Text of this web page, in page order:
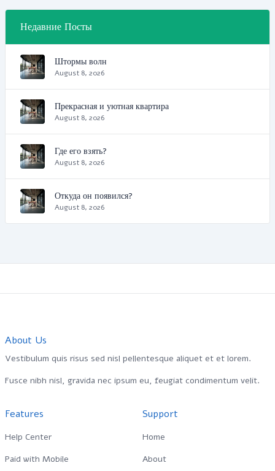
Недавние Посты
Штормы волн
August 8, 2026
Прекрасная и уютная квартира
August 8, 2026
Где его взять?
August 8, 2026
Откуда он появился?
August 8, 2026
About Us
Vestibulum quis risus sed nisl pellentesque aliquet et et lorem.
Fusce nibh nisl, gravida nec ipsum eu, feugiat condimentum velit.
Features
Help Center
Paid with Mobile
Support
Home
About